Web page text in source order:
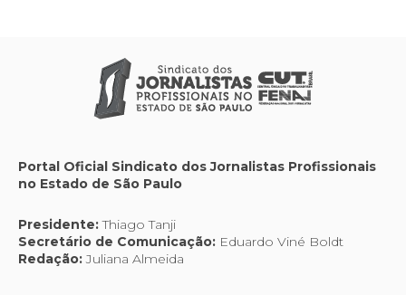
Portal Oficial Sindicato dos Jornalistas Profissionais
no Estado de São Paulo
Presidente:Thiago Tanji
Secretário de Comunicação: Eduardo Viné Boldt
Redação:Juliana Almeida